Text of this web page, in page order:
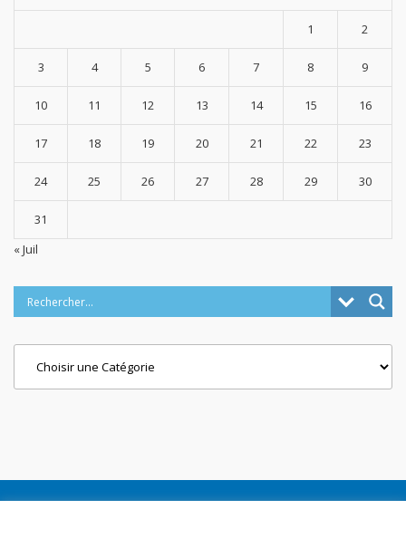
1 2
3 4 5 6 7 8 9
10 11 12 13 14 15 16
17 18 19 20 21 22 23
24 25 26 27 28 29 30
31
« Juil